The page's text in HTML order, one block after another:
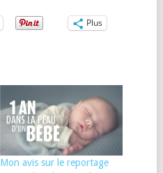
Plus
Mon avis sur le reportage